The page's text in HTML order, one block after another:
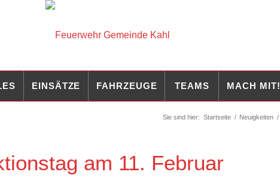
EINSÄTZE FAHRZEUGE TEAMS MACH MIT!
Sie sind hier: Startseite / Neuigkeiten /
am 11. Februar